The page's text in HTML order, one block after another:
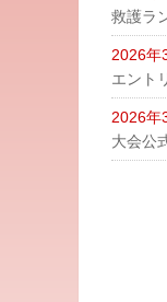
救護ラ
2026年
エント
2026年
大会公